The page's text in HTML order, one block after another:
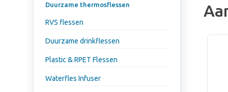
Duurzame thermosflessen
RVS flessen
Duurzame drinkflessen
Plastic & RPET Flessen
Waterfles Infuser